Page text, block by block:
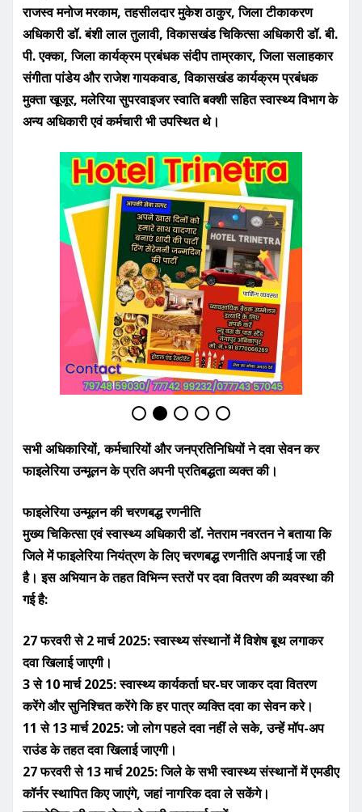
राजस्व मनोज मरकाम, तहसीलदार मुकेश ठाकुर, जिला टीकाकरण
अधिकारी डॉ. बंशी लाल तुलावी, विकासखंड चिकित्सा अधिकारी डॉ. बी.
पी. एक्का, जिला कार्यक्रम प्रबंधक संदीप ताम्रकार, जिला सलाहकार
संगीता पांडेय और राजेश गायकवाड, विकासखंड कार्यक्रम प्रबंधक
मुक्ता खूजूर, मलेरिया सुपरवाइजर स्वाति बक्शी सहित स्वास्थ्य विभाग के
अन्य अधिकारी एवं कर्मचारी भी उपस्थित थे।
सभी अधिकारियों, कर्मचारियों और जनप्रतिनिधियों ने दवा सेवन कर
फाइलेरिया उन्मूलन के प्रति अपनी प्रतिबद्धता व्यक्त की।
फाइलेरिया उन्मूलन की चरणबद्ध रणनीति
मुख्य चिकित्सा एवं स्वास्थ्य अधिकारी डॉ. नेतराम नवरतन ने बताया कि
जिले में फाइलेरिया नियंत्रण के लिए चरणबद्ध रणनीति अपनाई जा रही
है। इस अभियान के तहत विभिन्न स्तरों पर दवा वितरण की व्यवस्था की
गई है:
27 फरवरी से 2 मार्च 2025: स्वास्थ्य संस्थानों में विशेष बूथ लगाकर
दवा खिलाई जाएगी।
3 से 10 मार्च 2025: स्वास्थ्य कार्यकर्ता घर-घर जाकर दवा वितरण
करेंगे और सुनिश्चित करेंगे कि हर पात्र व्यक्ति दवा का सेवन करे।
11 से 13 मार्च 2025: जो लोग पहले दवा नहीं ले सके, उन्हें मॉप-अप
राउंड के तहत दवा खिलाई जाएगी।
27 फरवरी से 13 मार्च 2025: जिले के सभी स्वास्थ्य संस्थानों में एमडीए
कॉर्नर स्थापित किए जाएंगे, जहां नागरिक दवा ले सकेंगे।